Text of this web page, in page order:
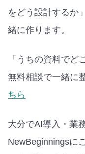
をどう設計するか
緒に作ります。
「うちの資料でど
無料相談で一緒に
ちら
大分でAI導入・業
NewBeginningsに